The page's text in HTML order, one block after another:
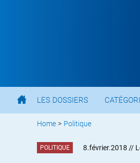
LES DOSSIERS
Home > Politique
POLITIQUE 8.février.2018 //